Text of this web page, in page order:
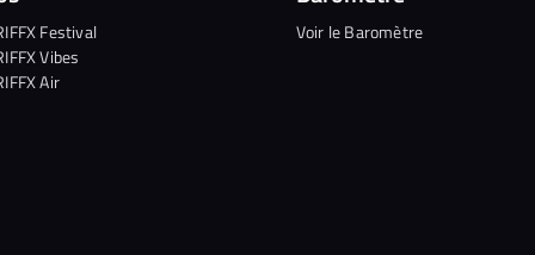
Festival
Vibes
Air
Voir le Baromètre